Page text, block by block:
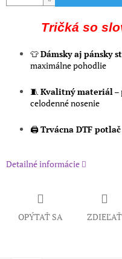
Tričká so
👕Dámsky aj pánsky
maximálne pohodlie
🧵Kvalitný materiál–
celodenné nosenie
🖨️Trvácna DTF potlač
Detailné informácie
OPÝTAŤ SA ZDIEĽAŤ